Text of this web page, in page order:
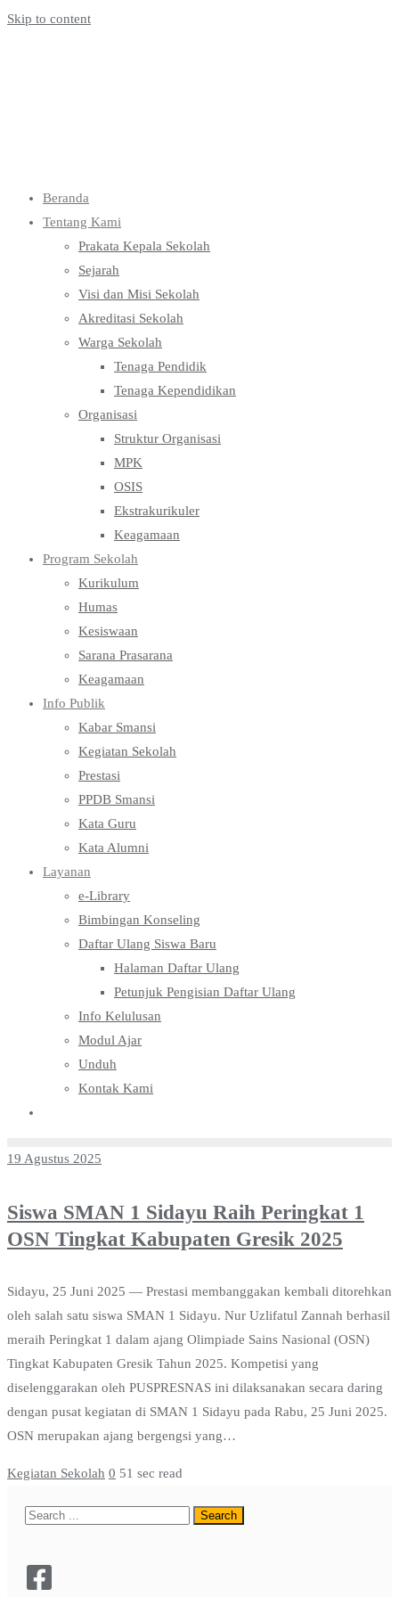
Skip to content
Beranda
Tentang Kami
Prakata Kepala Sekolah
Sejarah
Visi dan Misi Sekolah
Akreditasi Sekolah
Warga Sekolah
Tenaga Pendidik
Tenaga Kependidikan
Organisasi
Struktur Organisasi
MPK
OSIS
Ekstrakurikuler
Keagamaan
Program Sekolah
Kurikulum
Humas
Kesiswaan
Sarana Prasarana
Keagamaan
Info Publik
Kabar Smansi
Kegiatan Sekolah
Prestasi
PPDB Smansi
Kata Guru
Kata Alumni
Layanan
e-Library
Bimbingan Konseling
Daftar Ulang Siswa Baru
Halaman Daftar Ulang
Petunjuk Pengisian Daftar Ulang
Info Kelulusan
Modul Ajar
Unduh
Kontak Kami
19 Agustus 2025
Siswa SMAN 1 Sidayu Raih Peringkat 1
OSN Tingkat Kabupaten Gresik 2025
Sidayu, 25 Juni 2025 — Prestasi membanggakan kembali ditorehkan
oleh salah satu siswa SMAN 1 Sidayu. Nur Uzlifatul Zannah berhasil
meraih Peringkat 1 dalam ajang Olimpiade Sains Nasional (OSN)
Tingkat Kabupaten Gresik Tahun 2025. Kompetisi yang
diselenggarakan oleh PUSPRESNAS ini dilaksanakan secara daring
dengan pusat kegiatan di SMAN 1 Sidayu pada Rabu, 25 Juni 2025.
OSN merupakan ajang bergengsi yang…
Kegiatan Sekolah 0 51 sec read